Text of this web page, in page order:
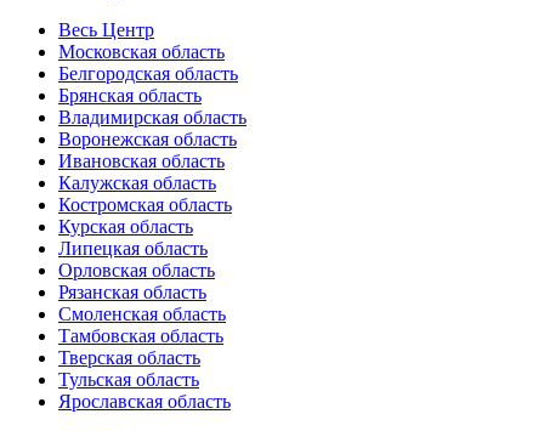
Весь Центр
Московская область
Белгородская область
Брянская область
Владимирская область
Воронежская область
Ивановская область
Калужская область
Костромская область
Курская область
Липецкая область
Орловская область
Рязанская область
Смоленская область
Тамбовская область
Тверская область
Тульская область
Ярославская область